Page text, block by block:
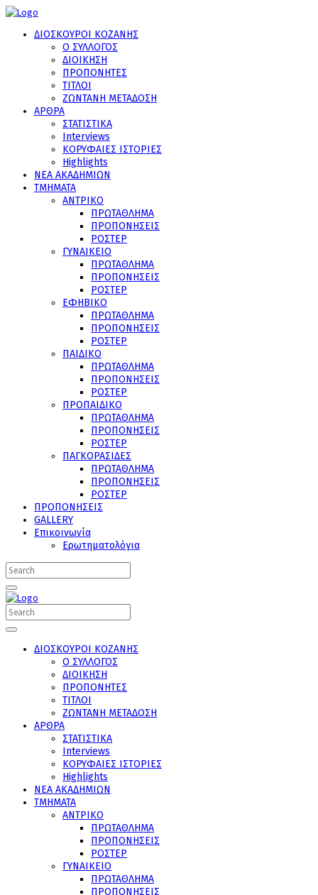
ΔΙΟΣΚΟΥΡΟΙ ΚΟΖΑΝΗΣ
Ο ΣΥΛΛΟΓΟΣ
ΔΙΟΙΚΗΣΗ
ΠΡΟΠΟΝΗΤΕΣ
ΤΙΤΛΟΙ
ΖΩΝΤΑΝΗ ΜΕΤΑΔΟΣΗ
ΑΡΘΡΑ
ΣΤΑΤΙΣΤΙΚΑ
Interviews
ΚΟΡΥΦΑΙΕΣ ΙΣΤΟΡΙΕΣ
Highlights
ΝΕΑ ΑΚΑΔΗΜΙΩΝ
ΤΜΗΜΑΤΑ
ΑΝΤΡΙΚΟ
ΠΡΩΤΑΘΛΗΜΑ
ΠΡΟΠΟΝΗΣΕΙΣ
ΡΟΣΤΕΡ
ΓΥΝΑΙΚΕΙΟ
ΠΡΩΤΑΘΛΗΜΑ
ΠΡΟΠΟΝΗΣΕΙΣ
ΡΟΣΤΕΡ
ΕΦΗΒΙΚΟ
ΠΡΩΤΑΘΛΗΜΑ
ΠΡΟΠΟΝΗΣΕΙΣ
ΡΟΣΤΕΡ
ΠΑΙΔΙΚΟ
ΠΡΩΤΑΘΛΗΜΑ
ΠΡΟΠΟΝΗΣΕΙΣ
ΡΟΣΤΕΡ
ΠΡΟΠΑΙΔΙΚΟ
ΠΡΩΤΑΘΛΗΜΑ
ΠΡΟΠΟΝΗΣΕΙΣ
ΡΟΣΤΕΡ
ΠΑΓΚΟΡΑΣΙΔΕΣ
ΠΡΩΤΑΘΛΗΜΑ
ΠΡΟΠΟΝΗΣΕΙΣ
ΡΟΣΤΕΡ
ΠΡΟΠΟΝΗΣΕΙΣ
GALLERY
Επικοινωνία
Ερωτηματολόγια
ΔΙΟΣΚΟΥΡΟΙ ΚΟΖΑΝΗΣ
Ο ΣΥΛΛΟΓΟΣ
ΔΙΟΙΚΗΣΗ
ΠΡΟΠΟΝΗΤΕΣ
ΤΙΤΛΟΙ
ΖΩΝΤΑΝΗ ΜΕΤΑΔΟΣΗ
ΑΡΘΡΑ
ΣΤΑΤΙΣΤΙΚΑ
Interviews
ΚΟΡΥΦΑΙΕΣ ΙΣΤΟΡΙΕΣ
Highlights
ΝΕΑ ΑΚΑΔΗΜΙΩΝ
ΤΜΗΜΑΤΑ
ΑΝΤΡΙΚΟ
ΠΡΩΤΑΘΛΗΜΑ
ΠΡΟΠΟΝΗΣΕΙΣ
ΡΟΣΤΕΡ
ΓΥΝΑΙΚΕΙΟ
ΠΡΩΤΑΘΛΗΜΑ
ΠΡΟΠΟΝΗΣΕΙΣ